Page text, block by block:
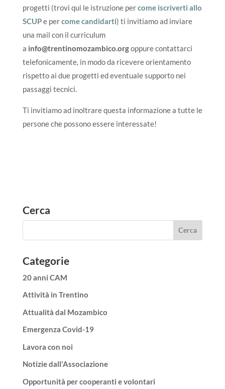
progetti (trovi qui le istruzione percome iscriverti allo
SCUPe percome candidarti) ti invitiamo ad inviare
una mail con il curriculum
a info@trentinomozambico.orgoppure contattarci
telefonicamente, in modo da ricevere orientamento
rispetto ai due progetti ed eventuale supporto nei
passaggi tecnici.
Ti invitiamo ad inoltrare questa informazione a tutte le
persone che possono essere interessate!
Cerca
Categorie
20 anni CAM
Attività in Trentino
Attualità dal Mozambico
Emergenza Covid-19
Lavora con noi
Notizie dall'Associazione
Opportunità per cooperanti e volontari